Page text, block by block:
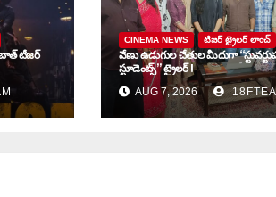
బాత్ టీజర్
CINEMA NEWS టిజర్ ట్రైలర్ లాంచ్
వేణు ఉడుగుల చేతుల మీదుగా
స్టూడెంట్స్” ట్రైలర్ !
AUG 7, 2026